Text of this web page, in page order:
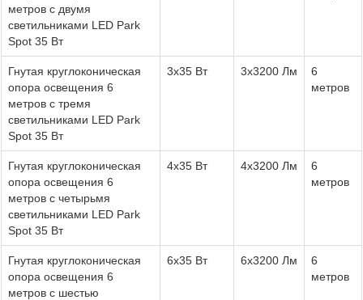
метров с двумя
светильниками LED Park
Spot 35 Вт
Гнутая круглоконическая
опора освещения 6
метров с тремя
светильниками LED Park
Spot 35 Вт
3x35 Вт 3x3200 Лм
6
метров
Гнутая круглоконическая
опора освещения 6
метров с четырьмя
светильниками LED Park
Spot 35 Вт
4x35 Вт 4x3200 Лм
6
метров
Гнутая круглоконическая
опора освещения 6
метров с шестью
6x35 Вт 6x3200 Лм
6
метров